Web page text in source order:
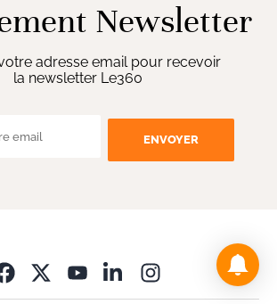
Newsletter
adresse email pour recevoir
la newsletter Le360
ENVOYER
Opens in new